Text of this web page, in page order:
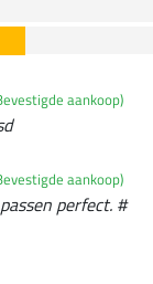
aankoop)
aankoop)
perfect. #